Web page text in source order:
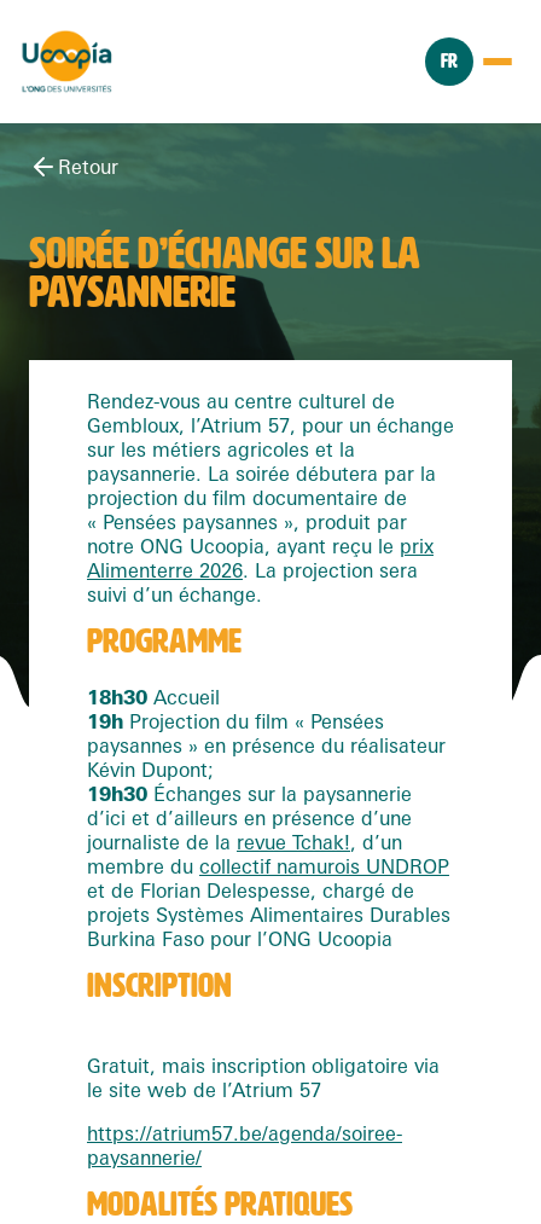
FR
Retour
SOIRÉE D’ÉCHANGE SUR LA
PAYSANNERIE
Rendez-vous au centre culturel de
Gembloux, l’Atrium 57, pour un échange
sur les métiers agricoles et la
paysannerie. La soirée débutera par la
projection du film documentaire de
« Pensées paysannes », produit par
notre ONG Ucoopia, ayant reçu le prix
Alimenterre 2026. La projection sera
suivi d’un échange.
PROGRAMME
18h30 Accueil
19h Projection du film « Pensées
paysannes » en présence du réalisateur
Kévin Dupont;
19h30 Échanges sur la paysannerie
d’ici et d’ailleurs en présence d’une
journaliste de la revue Tchak!, d’un
membre du collectif namurois UNDROP
et de Florian Delespesse, chargé de
projets Systèmes Alimentaires Durables
Burkina Faso pour l’ONG Ucoopia
INSCRIPTION
Gratuit, mais inscription obligatoire via
le site web de l’Atrium 57
https://atrium57.be/agenda/soiree-
paysannerie/
MODALITÉS PRATIQUES